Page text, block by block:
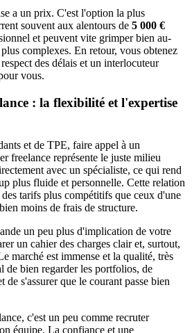
a un prix. C'est l'option la plus
souvent aux alentours de 5 000 €
et peuvent vite grimper bien au-
complexes. En retour, vous obtenez
des délais et un interlocuteur
vous.
: la flexibilité et l'expertise
et de TPE, faire appel à un
freelance représente le juste milieu
avec un spécialiste, ce qui rend
plus fluide et personnelle. Cette relation
tarifs plus compétitifs que ceux d'une
moins de frais de structure.
un peu plus d'implication de votre
un cahier des charges clair et, surtout,
marché est immense et la qualité, très
de bien regarder les portfolios, de
de s'assurer que le courant passe bien
c'est un peu comme recruter
équipe. La confiance et une